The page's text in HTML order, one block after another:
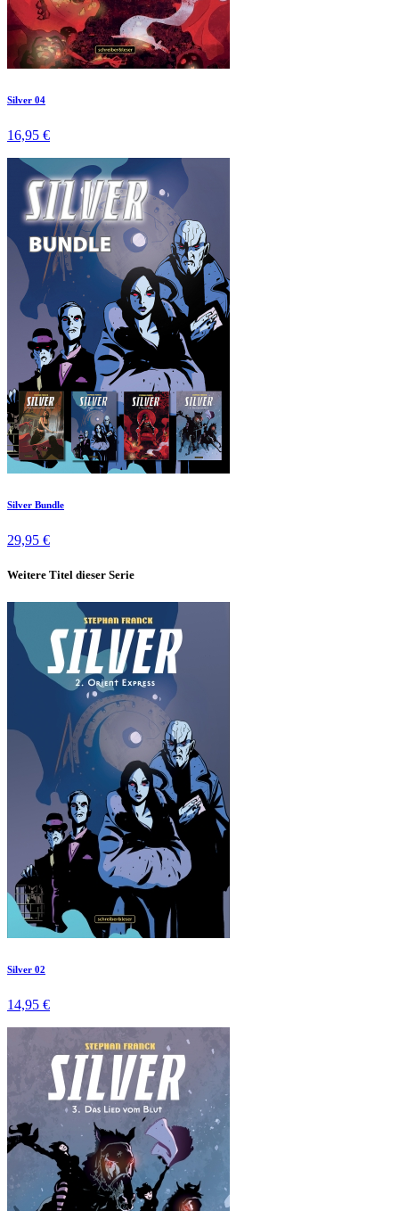
Silver 04
16,95 €
Silver Bundle
29,95 €
Weitere Titel dieser Serie
Silver 02
14,95 €